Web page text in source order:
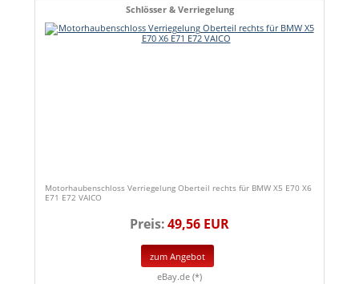
Schlösser & Verriegelung
Motorhaubenschloss Verriegelung Oberteil rechts für BMW X5 E70 X6
E71 E72 VAICO
Preis:49,56 EUR
zum Angebot
eBay.de (*)